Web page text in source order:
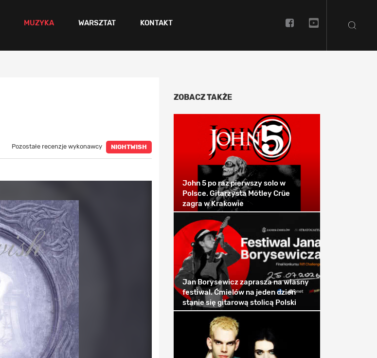
MUZYKA WARSZTAT KONTAKT
Pozostałe recenzje wykonawcy NIGHTWISH
ZOBACZ TAKŻE
John 5 po raz pierwszy solo w
Polsce. Gitarzysta Mötley Crüe
zagra w Krakowie
Jan Borysewicz zaprasza na własny
festiwal. Ćmielów na jeden dzień
stanie się gitarową stolicą Polski